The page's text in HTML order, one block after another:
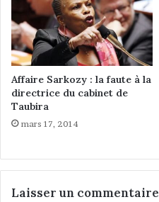
o
r
r
e
s
p
o
n
e
Affaire Sarkozy : la faute à la
directrice du cabinet de
Taubira
mars 17, 2014
Laisser un commentaire